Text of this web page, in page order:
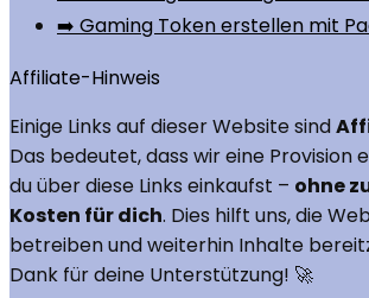
➡️ Gaming Token erstellen mit
Affiliate-Hinweis
Einige Links auf dieser Website sind
Das bedeutet, dass wir eine Provision
du über diese Links einkaufst – ohne
Kosten für dich. Dies hilft uns, die
betreiben und weiterhin Inhalte
Dank für deine Unterstützung! 🚀